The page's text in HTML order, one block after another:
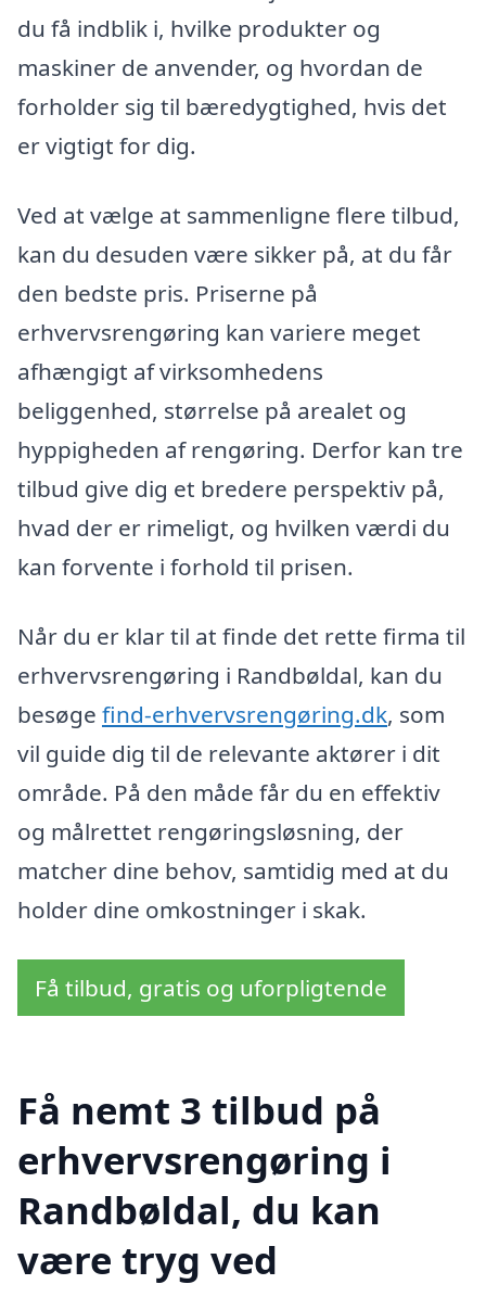
du få indblik i, hvilke produkter og
maskiner de anvender, og hvordan de
forholder sig til bæredygtighed, hvis det
er vigtigt for dig.
Ved at vælge at sammenligne flere tilbud,
kan du desuden være sikker på, at du får
den bedste pris. Priserne på
erhvervsrengøring kan variere meget
afhængigt af virksomhedens
beliggenhed, størrelse på arealet og
hyppigheden af rengøring. Derfor kan tre
tilbud give dig et bredere perspektiv på,
hvad der er rimeligt, og hvilken værdi du
kan forvente i forhold til prisen.
Når du er klar til at finde det rette firma til
erhvervsrengøring i Randbøldal, kan du
besøge find-erhvervsrengøring.dk, som
vil guide dig til de relevante aktører i dit
område. På den måde får du en effektiv
og målrettet rengøringsløsning, der
matcher dine behov, samtidig med at du
holder dine omkostninger i skak.
Få tilbud, gratis og uforpligtende
Få nemt 3 tilbud på
erhvervsrengøring i
Randbøldal, du kan
være tryg ved